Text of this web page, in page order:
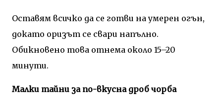
Оставям всичко да се готви на умерен огън,
докато оризът се свари напълно.
Обикновено това отнема около 15–20
минути.
Малки тайни за по-вкусна дроб чорба